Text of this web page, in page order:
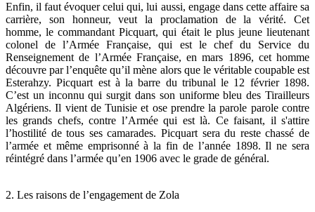
Enfin, il faut évoquer celui qui, lui aussi, engage dans cette affaire sa
carrière, son honneur, veut la proclamation de la vérité. Cet
homme, le commandant Picquart, qui était le plus jeune lieutenant
colonel de l’Armée Française, qui est le chef du Service du
Renseignement de l’Armée Française, en mars 1896, cet homme
découvre par l’enquête qu’il mène alors que le véritable coupable est
Esterahzy. Picquart est à la barre du tribunal le 12 février 1898.
C’est un inconnu qui surgit dans son uniforme bleu des Tirailleurs
Algériens. Il vient de Tunisie et ose prendre la parole parole contre
les grands chefs, contre l’Armée qui est là. Ce faisant, il s'attire
l’hostilité de tous ses camarades. Picquart sera du reste chassé de
l’armée et même emprisonné à la fin de l’année 1898. Il ne sera
réintégré dans l’armée qu’en 1906 avec le grade de général.
2. Les raisons de l’engagement de Zola